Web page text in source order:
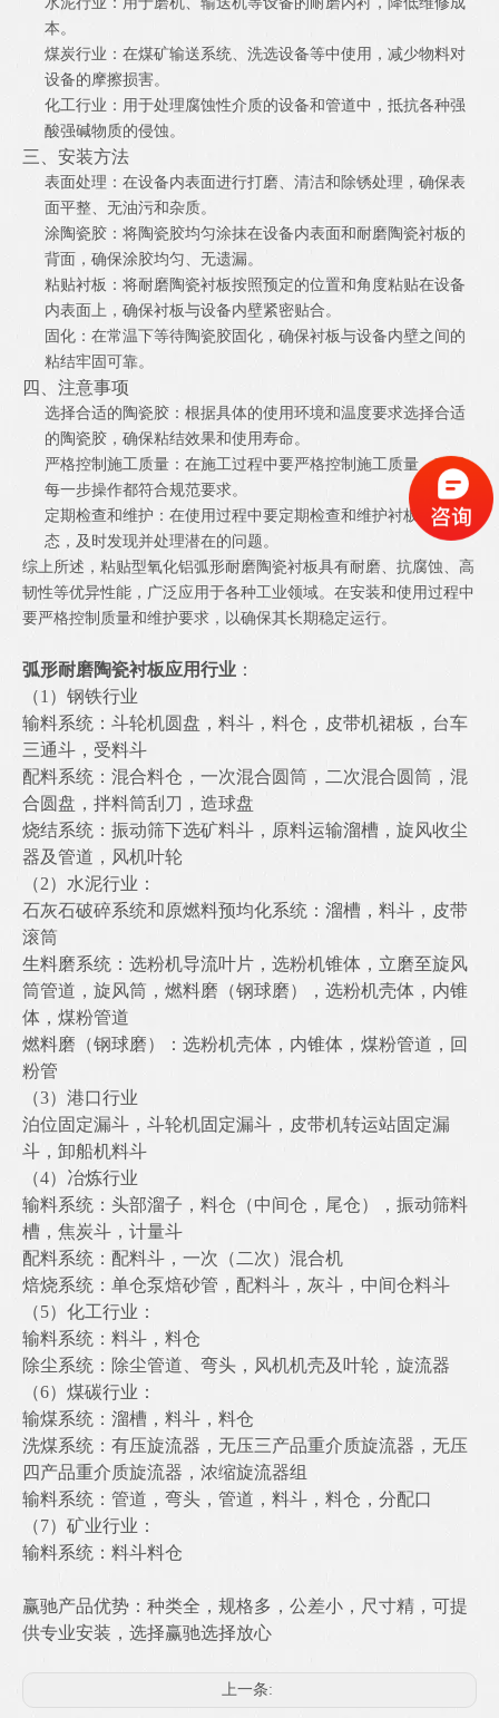
本。
煤炭行业：在煤矿输送系统、洗选设备等中使用，减少物料对
设备的摩擦损害。
化工行业：用于处理腐蚀性介质的设备和管道中，抵抗各种强
酸强碱物质的侵蚀。
三、安装方法
表面处理：在设备内表面进行打磨、清洁和除锈处理，确保表
面平整、无油污和杂质。
涂陶瓷胶：将陶瓷胶均匀涂抹在设备内表面和耐磨陶瓷衬板的
背面，确保涂胶均匀、无遗漏。
粘贴衬板：将耐磨陶瓷衬板按照预定的位置和角度粘贴在设备
内表面上，确保衬板与设备内壁紧密贴合。
固化：在常温下等待陶瓷胶固化，确保衬板与设备内壁之间的
粘结牢固可靠。
四、注意事项
选择合适的陶瓷胶：根据具体的使用环境和温度要求选择合适
的陶瓷胶，确保粘结效果和使用寿命。
严格控制施工质量：在施工过程中要严格控制施工质量，确保
每一步操作都符合规范要求。
定期检查和维护：在使用过程中要定期检查和维护衬板的状
态，及时发现并处理潜在的问题。
综上所述，粘贴型氧化铝弧形耐磨陶瓷衬板具有耐磨、抗腐蚀、高
韧性等优异性能，广泛应用于各种工业领域。在安装和使用过程中
要严格控制质量和维护要求，以确保其长期稳定运行。
弧形耐磨陶瓷衬板应用行业 ：
（1）钢铁行业
输料系统：斗轮机圆盘，料斗，料仓，皮带机裙板，台车
三通斗，受料斗
配料系统：混合料仓，一次混合圆筒，二次混合圆筒，混
合圆盘，拌料筒刮刀，造球盘
烧结系统：振动筛下选矿料斗，原料运输溜槽，旋风收尘
器及管道，风机叶轮
（2）水泥行业：
石灰石破碎系统和原燃料预均化系统：溜槽，料斗，皮带
滚筒
生料磨系统：选粉机导流叶片，选粉机锥体，立磨至旋风
筒管道，旋风筒，燃料磨（钢球磨），选粉机壳体，内锥
体，煤粉管道
燃料磨（钢球磨）：选粉机壳体，内锥体，煤粉管道，回
粉管
（3）港口行业
泊位固定漏斗，斗轮机固定漏斗，皮带机转运站固定漏
斗，卸船机料斗
（4）冶炼行业
输料系统：头部溜子，料仓（中间仓，尾仓），振动筛料
槽，焦炭斗，计量斗
配料系统：配料斗，一次（二次）混合机
焙烧系统：单仓泵焙砂管，配料斗，灰斗，中间仓料斗
（5）化工行业：
输料系统：料斗，料仓
除尘系统：除尘管道、弯头，风机机壳及叶轮，旋流器
（6）煤碳行业：
输煤系统：溜槽，料斗，料仓
洗煤系统：有压旋流器，无压三产品重介质旋流器，无压
四产品重介质旋流器，浓缩旋流器组
输料系统：管道，弯头，管道，料斗，料仓，分配口
（7）矿业行业：
输料系统：料斗料仓
赢驰产品优势：种类全，规格多，公差小，尺寸精，可提
供专业安装，选择赢驰选择放心
上一条: